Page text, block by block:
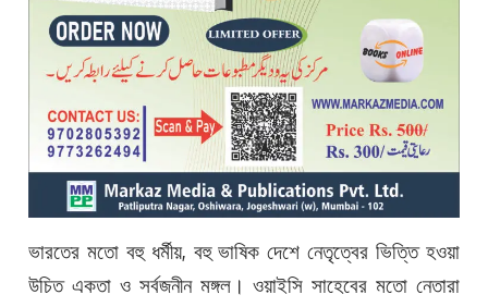
ভারতের মতো বহু ধর্মীয়, বহু ভাষিক দেশে নেতৃত্বের ভিত্তি হওয়া
উচিত একতা ও সর্বজনীন মঙ্গল। ওয়াইসি সাহেবের মতো নেতারা